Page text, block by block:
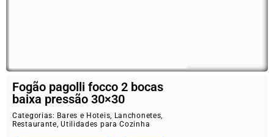
Fogão pagolli focco 2 bocas
baixa pressão 30×30
Categorias: Bares e Hoteis, Lanchonetes,
Restaurante,Utilidades para Cozinha